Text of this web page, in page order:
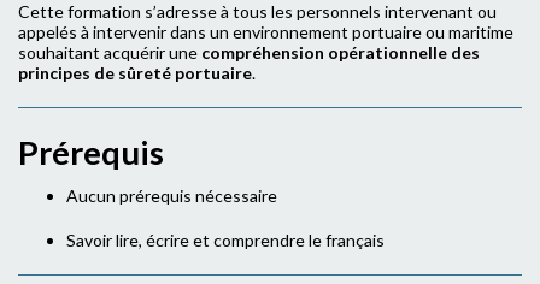
Cette formation s’adresse à tous les personnels intervenant ou
appelés à intervenir dans un environnement portuaire ou maritime
souhaitant acquérir une compréhension opérationnelle des
principes de sûreté portuaire.
Prérequis
Aucun prérequis nécessaire
Savoir lire, écrire et comprendre le français